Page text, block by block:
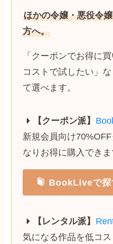
ほかの令嬢・悪役令
方へ。
「クーポンでお得に
コストで試したい」
て選べます。
【クーポン派】
新規会員向け
なりお得に購入できま
BookLiveで探
【レンタル派】
気になる作品を低コ